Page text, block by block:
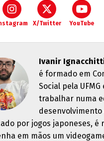
X/Twitter YouTube
Ivanir
é formado em
Social pela
trabalhar numa
desenvolvimento
por jogos japoneses, é
em mãos um